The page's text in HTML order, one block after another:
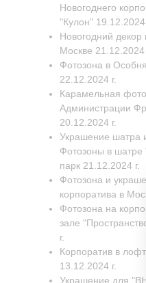
Новогоднего
"Кулон" 19.12.2024
Новогодний декор
Москве 21.12.2024
Фотозона в
22.12.2024 г.
Карамельная
Администрации
20.12.2024 г.
Украшение шатра
Фотозоны в шатре
парк 21.12.2024 г.
Фотозона и
корпоратива в
Фотозона на
зале
г.
Корпоратив в
13.12.2024 г.
Украшение для